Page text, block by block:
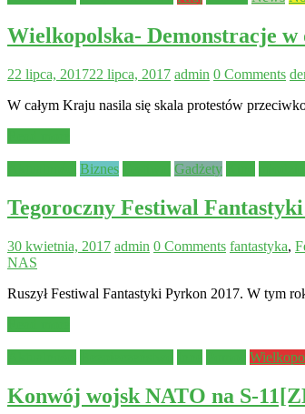
Wielkopolska- Demonstracje
22 lipca, 201722 lipca, 2017 admin 0 Comments
W całym Kraju nasila się skala protestów
Biznes Gadżety
Tegoroczny Festiwal
30 kwietnia, 2017 admin 0 Comments fantastyka,
NAS
Ruszył Festiwal Fantastyki Pyrkon 2017. W tym
Konwój wojsk NATO na S-